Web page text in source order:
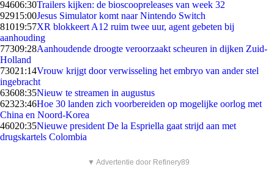
94606:30Trailers kijken: de bioscoopreleases van week 32
92915:00Jesus Simulator komt naar Nintendo Switch
81019:57XR blokkeert A12 ruim twee uur, agent gebeten bij
aanhouding
77309:28Aanhoudende droogte veroorzaakt scheuren in dijken Zuid-
Holland
73021:14Vrouw krijgt door verwisseling het embryo van ander stel
ingebracht
63608:35Nieuw te streamen in augustus
62323:46Hoe 30 landen zich voorbereiden op mogelijke oorlog met
China en Noord-Korea
46020:35Nieuwe president De la Espriella gaat strijd aan met
drugskartels Colombia
▼ Advertentie door Refinery89